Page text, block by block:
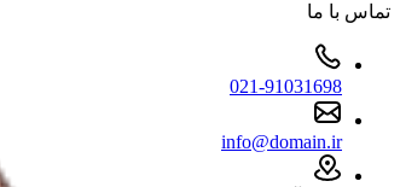
تماس با ما
021-91031698
info@domain.ir